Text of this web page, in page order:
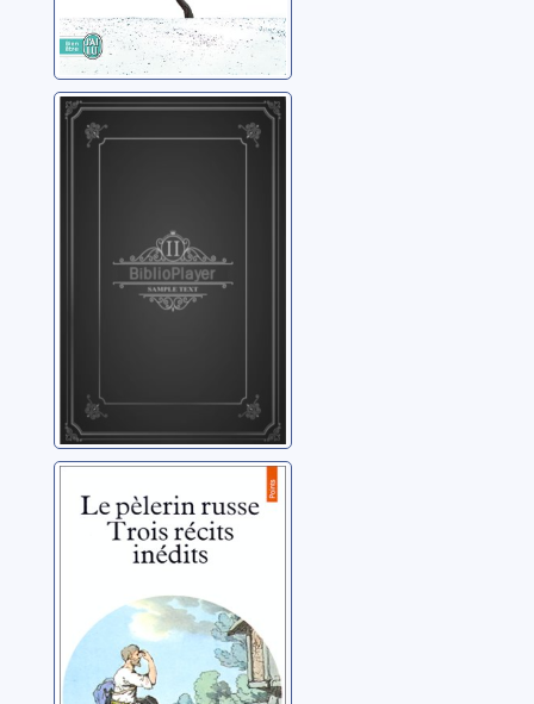
La consolation
de l'ange
Le Pèlerin russe:
trois récits
inédits
Abbaye Notre-Dame-
de-Bellefontaine
(Bégrolles-en-Mauges,
Maine-et-Loire ;